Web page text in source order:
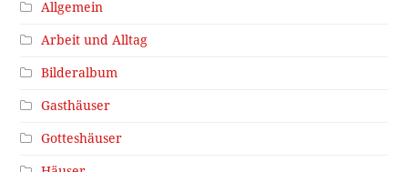
Allgemein
Arbeit und Alltag
Bilderalbum
Gasthäuser
Gotteshäuser